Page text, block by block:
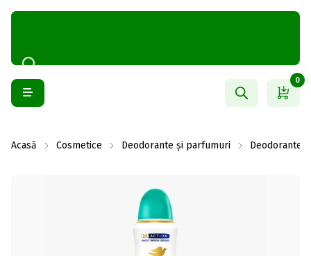
0
Acasă Cosmetice Deodorante și parfumuri Deodorante